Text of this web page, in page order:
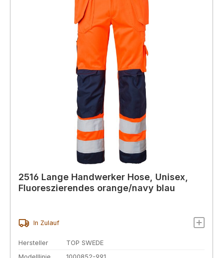
2516 Lange Handwerker Hose, Unisex,
Fluoreszierendes orange/navy blau
In Zulauf
Hersteller
TOP SWEDE